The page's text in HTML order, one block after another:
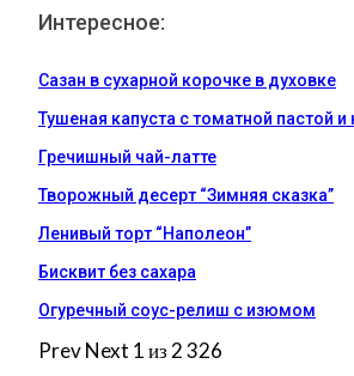
Интересное:
Сазан в сухарной корочке в духовке
Тушеная капуста с томатной пастой
Гречишный чай-латте
Творожный десерт “Зимняя сказка”
Ленивый торт “Наполеон”
Бисквит без сахара
Огуречный соус-релиш с изюмом
PrevNext 1 из 2 326